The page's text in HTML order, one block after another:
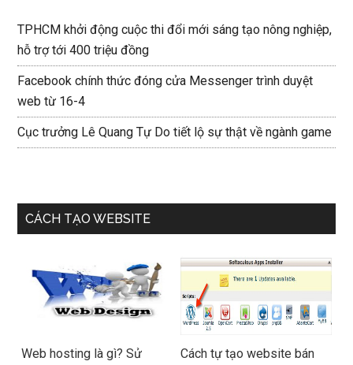
TPHCM khởi động cuộc thi đổi mới sáng tạo nông nghiệp,
hỗ trợ tới 400 triệu đồng
Facebook chính thức đóng cửa Messenger trình duyệt
web từ 16-4
Cục trưởng Lê Quang Tự Do tiết lộ sự thật về ngành game
CÁCH TẠO WEBSITE
Web hosting là gì? Sử
Cách tự tạo website bán